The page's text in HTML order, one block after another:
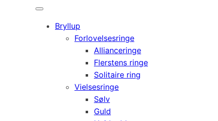
Bryllup
Forlovelsesringe
Allianceringe
Flerstens ringe
Solitaire ring
Vielsesringe
Sølv
Guld